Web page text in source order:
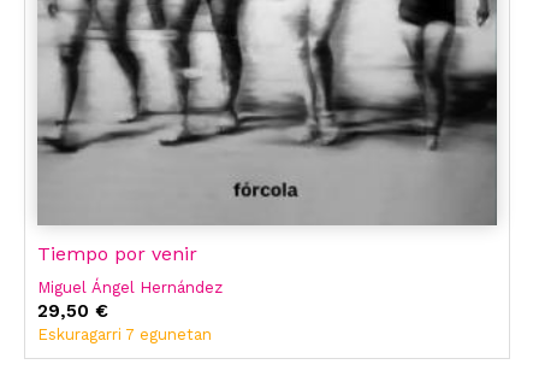
Tiempo por venir
Miguel Ángel Hernández
29,50 €
Eskuragarri 7 egunetan